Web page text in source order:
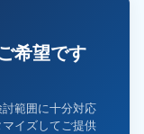
希望です
範囲に十分対応
イズしてご提供